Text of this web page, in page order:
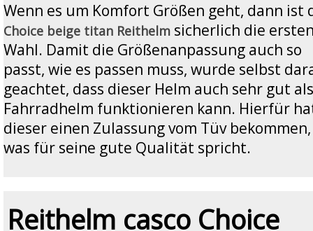
Wenn es um Komfort Größen geht, dann ist
Choice beige titan Reithelm sicherlich die
Wahl. Damit die Größenanpassung auch so
passt, wie es passen muss, wurde selbst
geachtet, dass dieser Helm auch sehr gut als
Fahrradhelm funktionieren kann. Hierfür
dieser einen Zulassung vom Tüv bekommen,
was für seine gute Qualität spricht.
Reithelm casco Choice